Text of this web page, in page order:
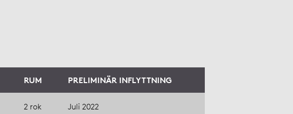
RUM PRELIMINÄR INFLYTTNING
2 rok Juli 2022